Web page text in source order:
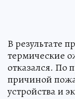
В результате
термические
отказался. По
причиной
устройства и